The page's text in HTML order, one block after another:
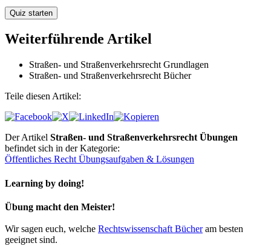
Weiterführende Artikel
Straßen- und Straßenverkehrsrecht Grundlagen
Straßen- und Straßenverkehrsrecht Bücher
Teile diesen Artikel:
Der Artikel Straßen- und Straßenverkehrsrecht Übungen
befindet sich in der Kategorie:
Öffentliches Recht Übungsaufgaben & Lösungen
Learning by doing!
Übung macht den Meister!
Wir sagen euch, welche Rechtswissenschaft Bücheram besten
geeignet sind.